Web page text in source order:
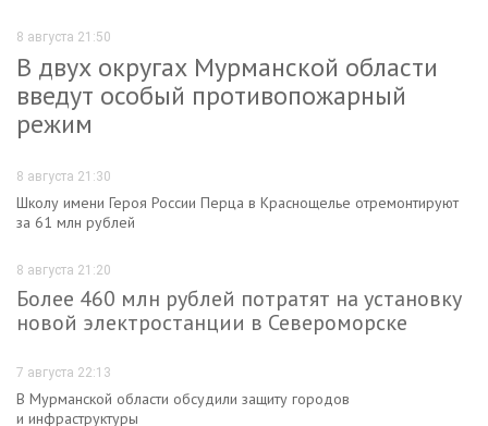
8 августа 21:50
В двух округах Мурманской области
введут особый противопожарный
режим
8 августа 21:30
Школу имени Героя России Перца в Краснощелье отремонтируют
за 61 млн рублей
8 августа 21:20
Более 460 млн рублей потратят на установку
новой электростанции в Североморске
7 августа 22:13
В Мурманской области обсудили защиту городов
и инфраструктуры